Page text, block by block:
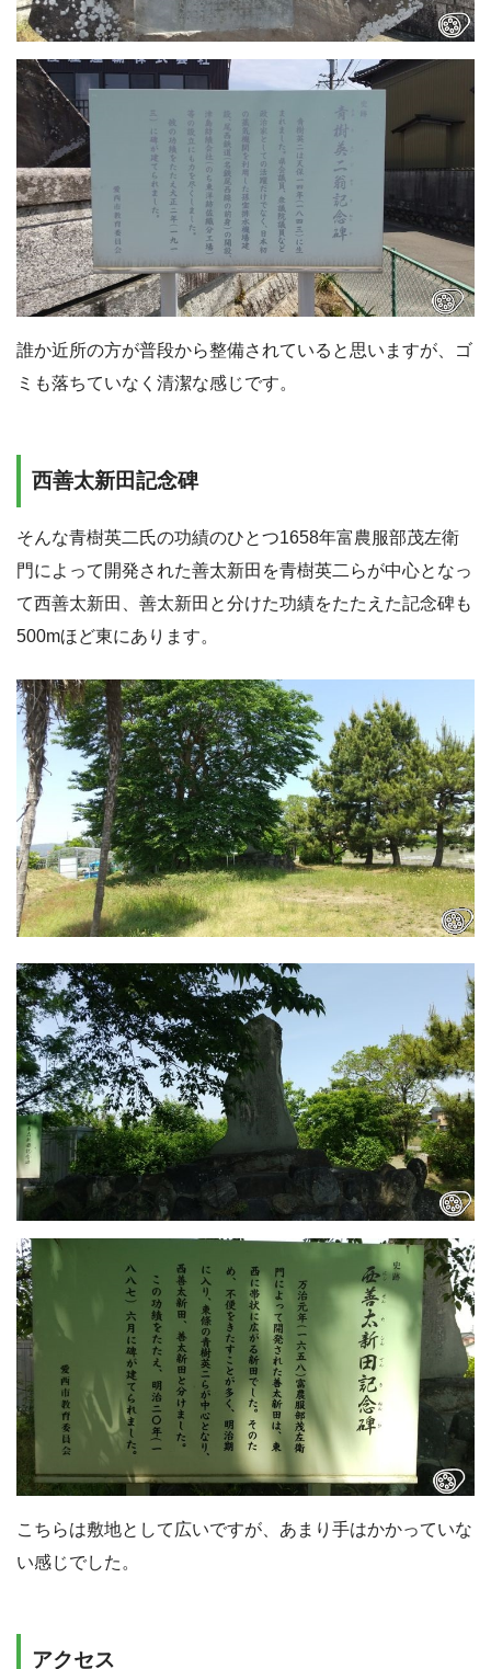
誰か近所の方が普段から整備されていると思いますが、ゴ
ミも落ちていなく清潔な感じです。
西善太新田記念碑
そんな青樹英二氏の功績のひとつ1658年富農服部茂左衛
門によって開発された善太新田を青樹英二らが中心となっ
て西善太新田、善太新田と分けた功績をたたえた記念碑も
500mほど東にあります。
こちらは敷地として広いですが、あまり手はかかっていな
い感じでした。
アクセス